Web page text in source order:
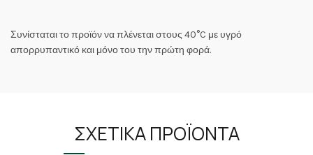
Συνίσταται το προϊόν να πλένεται στους 40°C με υγρό
απορρυπαντικό και μόνο του την πρώτη φορά.
ΣΧΕΤΙΚΆ ΠΡΟΪΌΝΤΑ